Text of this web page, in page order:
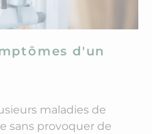
d'un
maladies de
sans provoquer de